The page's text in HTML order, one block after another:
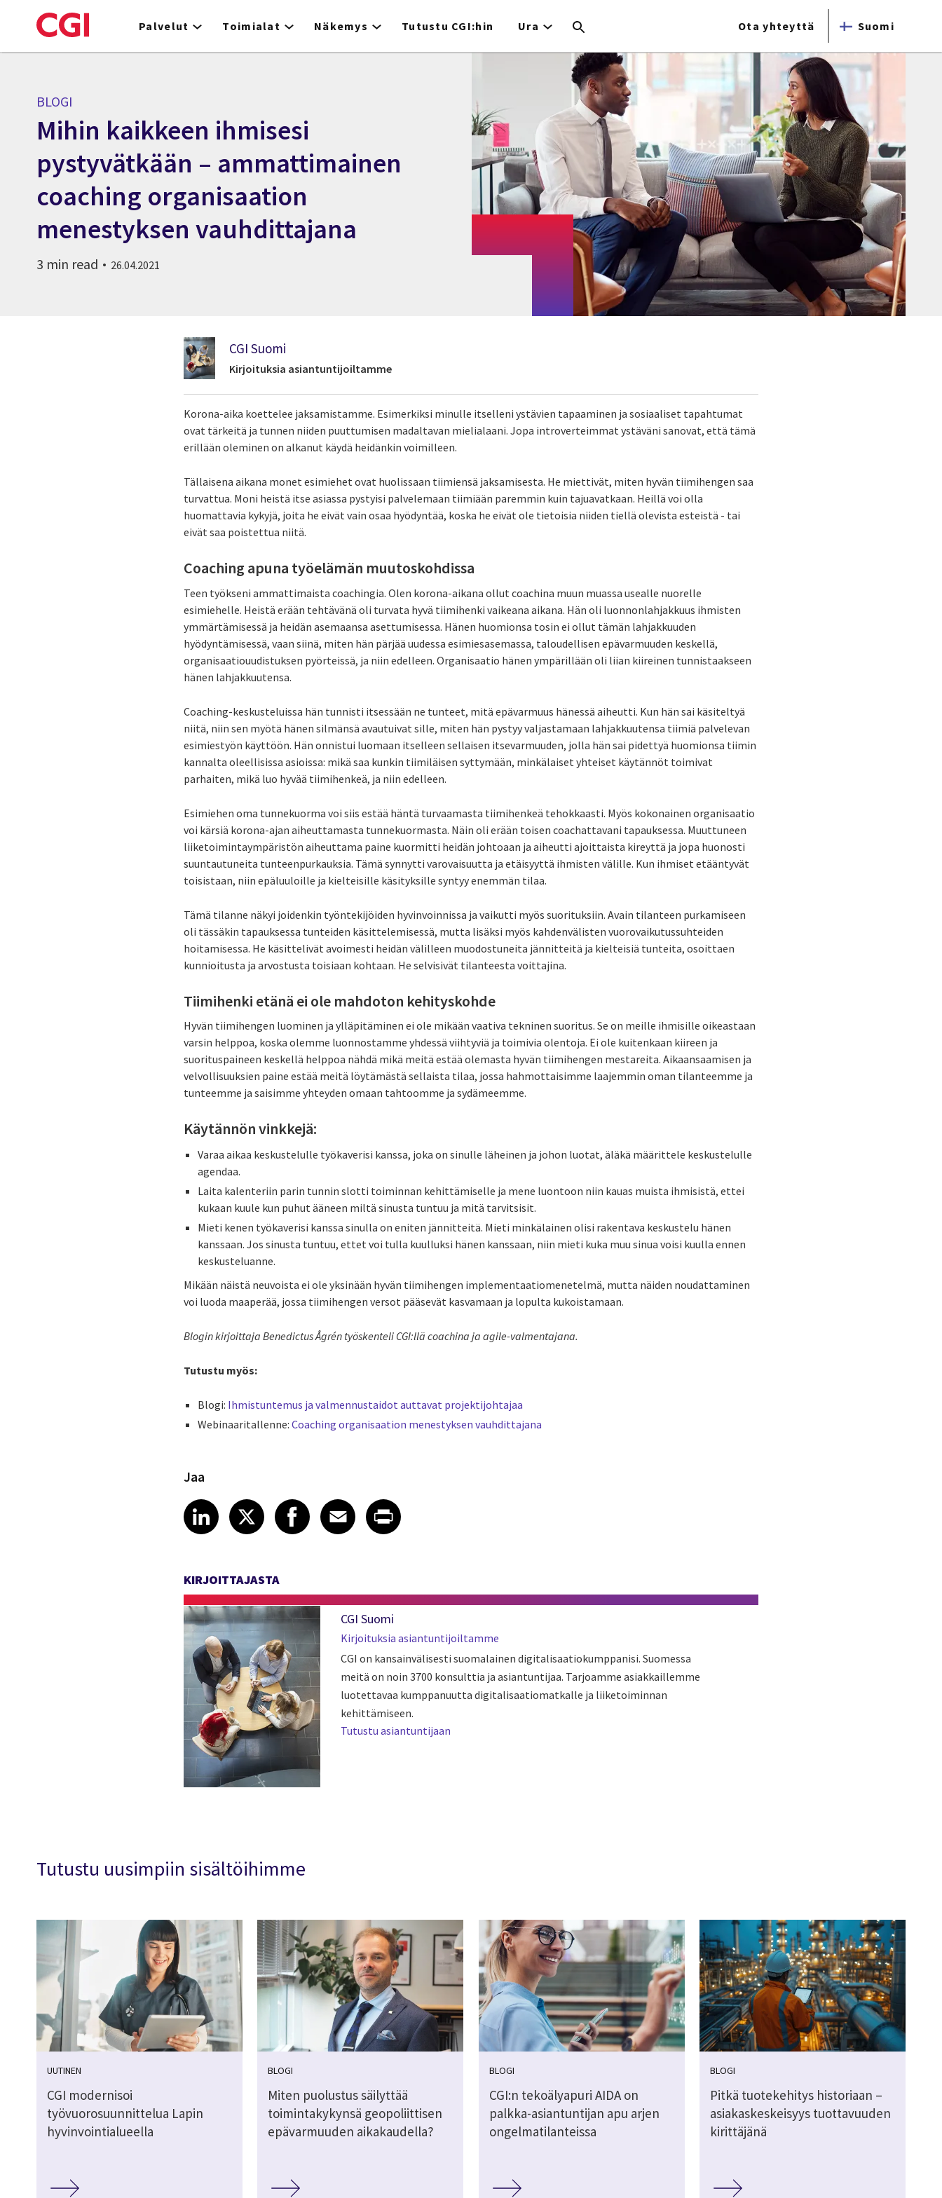
to
Palvelut Toimialat Näkemys Tutustu CGI:hin Ura Ota yhteyttä Suomi
BLOGI
Mihin kaikkeen ihmisesi
pystyvätkään – ammattimainen
coaching organisaation
menestyksen vauhdittajana
3 min read 26.04.2021
CGI Suomi
Kirjoituksia asiantuntijoiltamme
Korona-aika koettelee jaksamistamme. Esimerkiksi minulle itselleni ystävien tapaaminen ja sosiaaliset tapahtumat
ovat tärkeitä ja tunnen niiden puuttumisen madaltavan mielialaani. Jopa introverteimmat ystäväni sanovat, että tämä
erillään oleminen on alkanut käydä heidänkin voimilleen.
Tällaisena aikana monet esimiehet ovat huolissaan tiimiensä jaksamisesta. He miettivät, miten hyvän tiimihengen saa
turvattua. Moni heistä itse asiassa pystyisi palvelemaan tiimiään paremmin kuin tajuavatkaan. Heillä voi olla
huomattavia kykyjä, joita he eivät vain osaa hyödyntää, koska he eivät ole tietoisia niiden tiellä olevista esteistä - tai
eivät saa poistettua niitä.
Coaching apuna työelämän muutoskohdissa
Teen työkseni ammattimaista coachingia. Olen korona-aikana ollut coachina muun muassa usealle nuorelle
esimiehelle. Heistä erään tehtävänä oli turvata hyvä tiimihenki vaikeana aikana. Hän oli luonnonlahjakkuus ihmisten
ymmärtämisessä ja heidän asemaansa asettumisessa. Hänen huomionsa tosin ei ollut tämän lahjakkuuden
hyödyntämisessä, vaan siinä, miten hän pärjää uudessa esimiesasemassa, taloudellisen epävarmuuden keskellä,
organisaatiouudistuksen pyörteissä, ja niin edelleen. Organisaatio hänen ympärillään oli liian kiireinen tunnistaakseen
hänen lahjakkuutensa.
Coaching-keskusteluissa hän tunnisti itsessään ne tunteet, mitä epävarmuus hänessä aiheutti. Kun hän sai käsiteltyä
niitä, niin sen myötä hänen silmänsä avautuivat sille, miten hän pystyy valjastamaan lahjakkuutensa tiimiä palvelevan
esimiestyön käyttöön. Hän onnistui luomaan itselleen sellaisen itsevarmuuden, jolla hän sai pidettyä huomionsa tiimin
kannalta oleellisissa asioissa: mikä saa kunkin tiimiläisen syttymään, minkälaiset yhteiset käytännöt toimivat
parhaiten, mikä luo hyvää tiimihenkeä, ja niin edelleen.
Esimiehen oma tunnekuorma voi siis estää häntä turvaamasta tiimihenkeä tehokkaasti. Myös kokonainen organisaatio
voi kärsiä korona-ajan aiheuttamasta tunnekuormasta. Näin oli erään toisen coachattavani tapauksessa. Muuttuneen
liiketoimintaympäristön aiheuttama paine kuormitti heidän johtoaan ja aiheutti ajoittaista kireyttä ja jopa huonosti
suuntautuneita tunteenpurkauksia. Tämä synnytti varovaisuutta ja etäisyyttä ihmisten välille. Kun ihmiset etääntyvät
toisistaan, niin epäluuloille ja kielteisille käsityksille syntyy enemmän tilaa.
Tämä tilanne näkyi joidenkin työntekijöiden hyvinvoinnissa ja vaikutti myös suorituksiin. Avain tilanteen purkamiseen
oli tässäkin tapauksessa tunteiden käsittelemisessä, mutta lisäksi myös kahdenvälisten vuorovaikutussuhteiden
hoitamisessa. He käsittelivät avoimesti heidän välilleen muodostuneita jännitteitä ja kielteisiä tunteita, osoittaen
kunnioitusta ja arvostusta toisiaan kohtaan. He selvisivät tilanteesta voittajina.
Tiimihenki etänä ei ole mahdoton kehityskohde
Hyvän tiimihengen luominen ja ylläpitäminen ei ole mikään vaativa tekninen suoritus. Se on meille ihmisille oikeastaan
varsin helppoa, koska olemme luonnostamme yhdessä viihtyviä ja toimivia olentoja. Ei ole kuitenkaan kiireen ja
suorituspaineen keskellä helppoa nähdä mikä meitä estää olemasta hyvän tiimihengen mestareita. Aikaansaamisen ja
velvollisuuksien paine estää meitä löytämästä sellaista tilaa, jossa hahmottaisimme laajemmin oman tilanteemme ja
tunteemme ja saisimme yhteyden omaan tahtoomme ja sydämeemme.
Käytännön vinkkejä:
Varaa aikaa keskustelulle työkaverisi kanssa, joka on sinulle läheinen ja johon luotat, äläkä määrittele keskustelulle
agendaa.
Laita kalenteriin parin tunnin slotti toiminnan kehittämiselle ja mene luontoon niin kauas muista ihmisistä, ettei
kukaan kuule kun puhut ääneen miltä sinusta tuntuu ja mitä tarvitsisit.
Mieti kenen työkaverisi kanssa sinulla on eniten jännitteitä. Mieti minkälainen olisi rakentava keskustelu hänen
kanssaan. Jos sinusta tuntuu, ettet voi tulla kuulluksi hänen kanssaan, niin mieti kuka muu sinua voisi kuulla ennen
keskusteluanne.
Mikään näistä neuvoista ei ole yksinään hyvän tiimihengen implementaatiomenetelmä, mutta näiden noudattaminen
voi luoda maaperää, jossa tiimihengen versot pääsevät kasvamaan ja lopulta kukoistamaan.
Blogin kirjoittaja Benedictus Ågrén työskenteli CGI:llä coachina ja agile-valmentajana.
Tutustu myös:
Blogi: Ihmistuntemus ja valmennustaidot auttavat projektijohtajaa
Webinaaritallenne:Coaching organisaation menestyksen vauhdittajana
Jaa
Share article on LinkedIn
LinkedIn
Share article on X
XShare article on Facebook
Facebook
Share article on Email
Email
Share article on Print
KIRJOITTAJASTA
CGI Suomi
Kirjoituksia asiantuntijoiltamme
CGI on kansainvälisesti suomalainen digitalisaatiokumppanisi. Suomessa
meitä on noin 3700 konsulttia ja asiantuntijaa. Tarjoamme asiakkaillemme
luotettavaa kumppanuutta digitalisaatiomatkalle ja liiketoiminnan
kehittämiseen.
Tutustu asiantuntijaan
Tutustu uusimpiin sisältöihimme
UUTINEN
CGI modernisoi
työvuorosuunnittelua Lapin
hyvinvointialueella
BLOGI
Miten puolustus säilyttää
toimintakykynsä geopoliittisen
epävarmuuden aikakaudella?
BLOGI
CGI:n tekoälyapuri AIDA on
palkka-asiantuntijan apu arjen
ongelmatilanteissa
BLOGI
Pitkä tuotekehitys historiaan –
asiakaskeskeisyys tuottavuuden
kirittäjänä